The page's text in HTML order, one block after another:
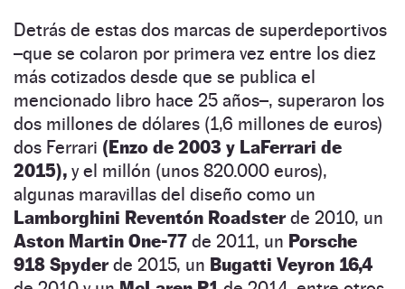
Detrás de estas dos marcas de superdeportivos
–que se colaron por primera vez entre los diez
más cotizados desde que se publica el
mencionado libro hace 25 años–, superaron los
dos millones de dólares (1,6 millones de euros)
dos Ferrari (Enzo de 2003 y LaFerrari de
2015), y el millón (unos 820.000 euros),
algunas maravillas del diseño como un
Lamborghini Reventón Roadsterde 2010, un
Aston Martin One-77 de 2011, un Porsche
918 Spyderde 2015, un Bugatti Veyron 16,4